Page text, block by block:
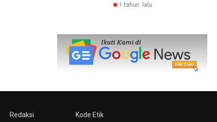
1 tahun lalu
Redaksi
Kode Etik